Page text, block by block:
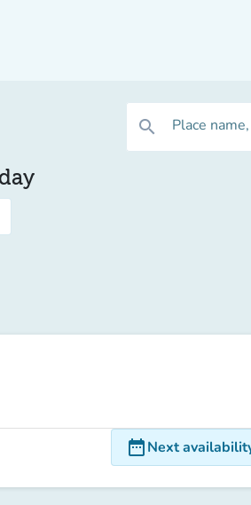
search Place
date_rangeNext